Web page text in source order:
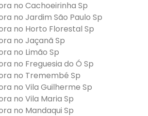
no Cachoeirinha Sp
no Jardim São Paulo Sp
no Horto Florestal Sp
no Jaçanã Sp
no Limão Sp
no Freguesia do Ó Sp
no Tremembé Sp
no Vila Guilherme Sp
no Vila Maria Sp
no Mandaqui Sp